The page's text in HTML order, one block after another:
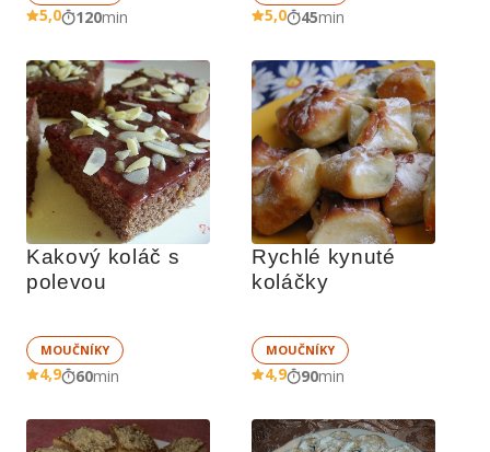
5,0 120min 5,0 45min
Kakový koláč s
polevou
MOUČNÍKY
4,9 60min
Rychlé kynuté
koláčky
MOUČNÍKY
4,9 90min